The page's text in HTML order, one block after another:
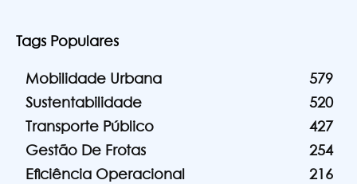
Tags Populares
Mobilidade Urbana
579
Sustentabilidade
520
Transporte Público
427
Gestão De Frotas
254
Eficiência Operacional
216